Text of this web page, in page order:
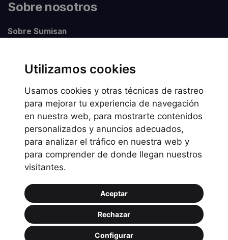
Utilizamos cookies
Usamos cookies y otras técnicas de rastreo
para mejorar tu experiencia de navegación
en nuestra web, para mostrarte contenidos
personalizados y anuncios adecuados,
para analizar el tráfico en nuestra web y
para comprender de donde llegan nuestros
visitantes.
Aceptar
Rechazar
Configurar
Sobre nosotros
Sobre Sumisan
Información legal
Preguntas frecuentes
Política de Cookies
Política de privacidad
Política de uso